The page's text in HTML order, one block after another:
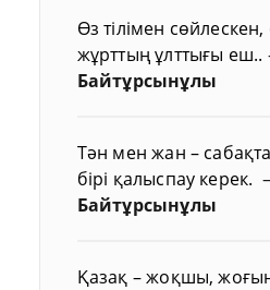
Өз тілімен
жұрттың ұлттығы еш..
Байтұрсынұлы
Тән мен жан –
бірі қалыспау керек.
Байтұрсынұлы
Қазақ – жоқшы, жоғын